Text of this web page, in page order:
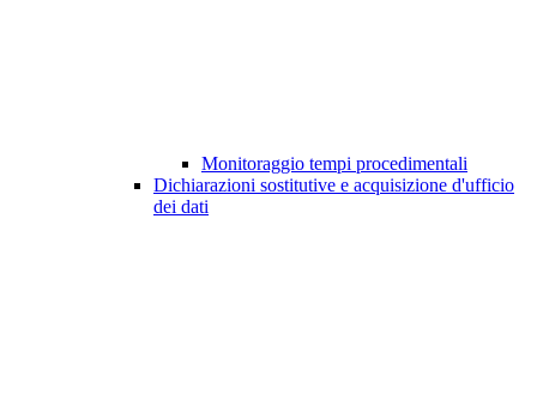
Monitoraggio tempi procedimentali
Dichiarazioni sostitutive e acquisizione d'ufficio
dei dati